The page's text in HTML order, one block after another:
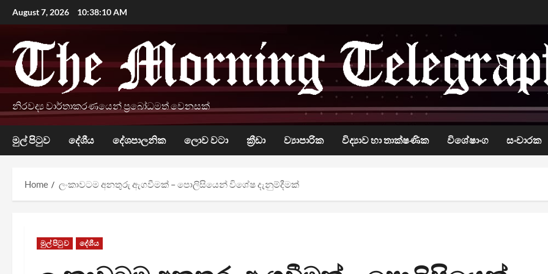
Skip
to
content
August 7, 2026 10:38:11 AM
නිරවද්‍ය වාර්තාකරණයෙන් ප්‍රබෝධමත් වෙනසක්
මුල් පිටුව දේශීය දේශපාලනික ලොව වටා ක්‍රීඩා ව්‍යාපාරික විද්‍යාව හා තාක්ෂණික විශේෂාංග සංචාරක
Home ලංකාවටම අනතුරු ඇගවීමක් – පොලිසියෙන් විශේෂ දැනුම්දීමක්
මුල් පිටුව දේශීය